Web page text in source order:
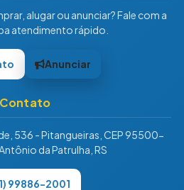
alugar ou anunciar? Fale com a
atendimento rápido.
Anunciar
Contato
536 - Pitangueiras, CEP 95500-
da Patrulha, RS
99886-2001